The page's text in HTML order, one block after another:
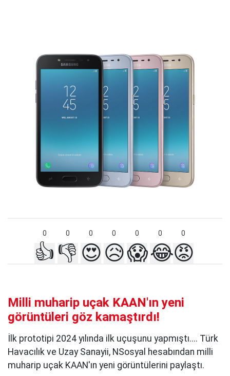
0 0 0 0 0 0 0
👍 👎 😍😥😱😂😡
Milli muharip uçak KAAN'ın yeni
görüntüleri göz kamaştırdı!
İlk prototipi 2024 yılında ilk uçuşunu yapmıştı.... Türk
Havacılık ve Uzay Sanayii, NSosyal hesabından milli
muharip uçak KAAN'ın yeni görüntülerini paylaştı.